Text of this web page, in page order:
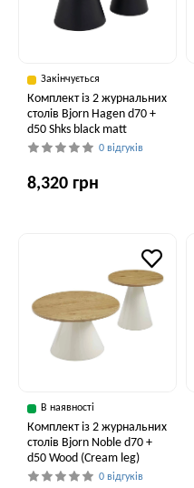
Закінчується
Комплект із 2 журнальних
столів Bjorn Hagen d70 +
d50 Shks black matt
0 відгуків
8,320 грн
В наявності
Комплект із 2 журнальних
столів Bjorn Noble d70 +
d50 Wood (Cream leg)
0 відгуків